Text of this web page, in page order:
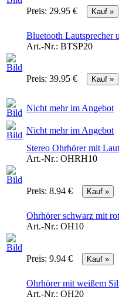
Preis: 29.95 €
Bluetooth Lautsprecher
Art.-Nr.: BTSP20
Preis: 39.95 €
Nicht mehr im Angebot
Nicht mehr im Angebot
Stereo Ohrhörer mit
Art.-Nr.: OHRH10
Preis: 8.94 €
Ohrhörer schwarz mit
Art.-Nr.: OH10
Preis: 9.94 €
Ohrhörer mit weißem
Art.-Nr.: OH20